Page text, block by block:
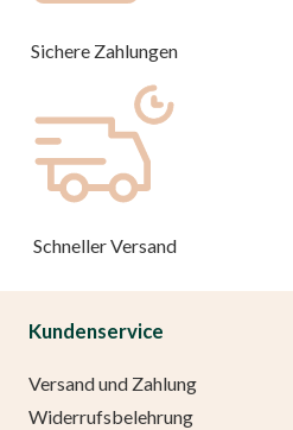
Sichere Zahlungen
Schneller Versand
Kundenservice
Versand und Zahlung
Widerrufsbelehrung